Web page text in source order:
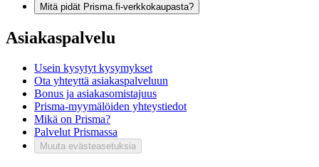
Mitä pidät Prisma.fi-verkkokaupasta?
Asiakaspalvelu
Usein kysytyt kysymykset
Ota yhteyttä asiakaspalveluun
Bonus ja asiakasomistajuus
Prisma-myymälöiden yhteystiedot
Mikä on Prisma?
Palvelut Prismassa
Muuta evästeasetuksia